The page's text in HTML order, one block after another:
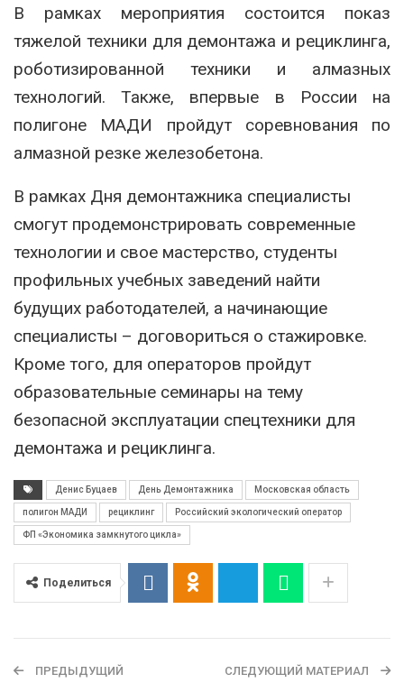
В рамках мероприятия состоится показ
тяжелой техники для демонтажа и рециклинга,
роботизированной техники и алмазных
технологий. Также, впервые в России на
полигоне МАДИ пройдут соревнования по
алмазной резке железобетона.
В рамках Дня демонтажника специалисты
смогут продемонстрировать современные
технологии и свое мастерство, студенты
профильных учебных заведений найти
будущих работодателей, а начинающие
специалисты – договориться о стажировке.
Кроме того, для операторов пройдут
образовательные семинары на тему
безопасной эксплуатации спецтехники для
демонтажа и рециклинга.
Денис Буцаев День Демонтажника Московская область
полигон МАДИ рециклинг Российский экологический оператор
ФП «Экономика замкнутого цикла»
Поделиться
ПРЕДЫДУЩИЙ СЛЕДУЮЩИЙ МАТЕРИАЛ